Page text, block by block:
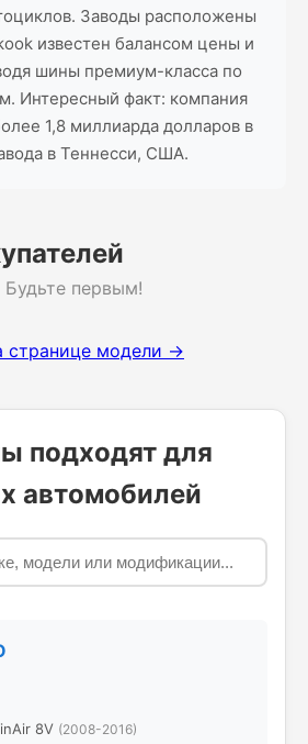
Заводы расположены
известен балансом цены и
шины премиум-класса по
Интересный факт: компания
1,8 миллиарда долларов в
в Теннесси, США.
первым!
странице модели →
подходят для
автомобилей
8V (2008-2016)